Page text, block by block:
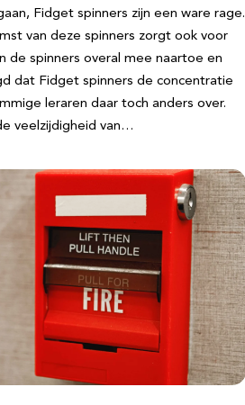
Fidget spinners zijn een ware rage.
van deze spinners zorgt ook voor
de spinners overal mee naartoe en
dat Fidget spinners de concentratie
leraren daar toch anders over.
veelzijdigheid van…